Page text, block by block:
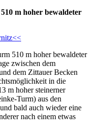
m hoher bewaldeter
510 m hoher bewaldeter
zwischen dem
dem Zittauer Becken
in die
m hoher steinerner
Turm) aus den
bald auch wieder eine
nach einem etwas